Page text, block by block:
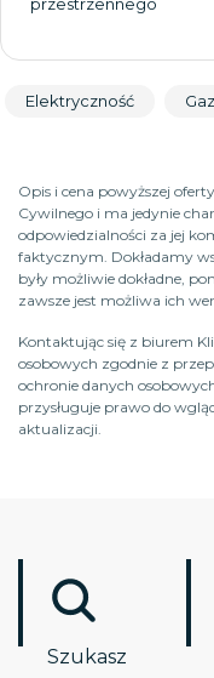
Elektryczność Gaz
Opis i cena powyższej
Cywilnego i ma jedynie
odpowiedzialności za jej
faktycznym. Dokładamy
były możliwie dokładne,
zawsze jest możliwa ich
Kontaktując się z biurem
osobowych zgodnie z
ochronie danych
przysługuje prawo do
aktualizacji.
Szukasz